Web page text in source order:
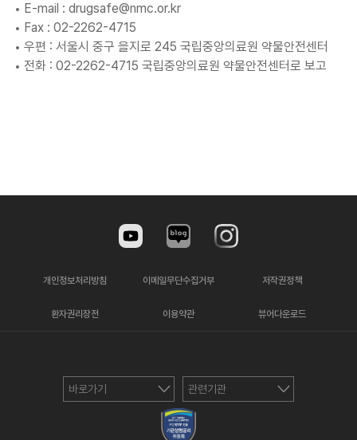
E-mail : drugsafe@nmc.or.kr
Fax : 02-2262-4715
우편 : 서울시 중구 을지로 245 국립중앙의료원 약물안전센터
전화 : 02-2262-4715 국립중앙의료원 약물안전센터로 보고
개인정보처리방침 이메일무단수집거부 저작권정책
환자권리장전 이용약관 뷰어다운로드
바로가기 관련기관